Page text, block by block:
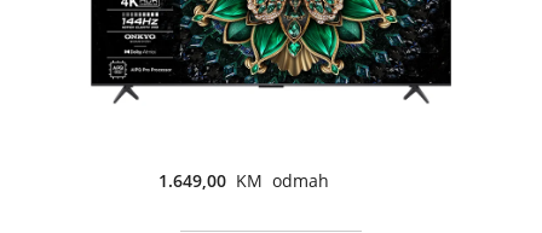
1.649,00 KM odmah